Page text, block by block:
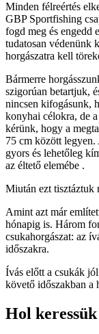
Minden félreértés
GBP Sportfishing
fogd meg és engedd
tudatosan védenünk
horgászatra kell
Bármerre
szigorúan betartjuk,
nincsen kifogásunk,
konyhai célokra, de
kérünk, hogy a
75 cm között legyen.
gyors és lehetőleg
az éltető elemébe .
Miután ezt tisztáztuk
Amint azt már
hónapig is. Három
csukahorgászat: az
időszakra.
Ívás előtt a csukák
követő időszakban a
Hol